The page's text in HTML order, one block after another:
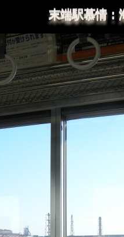
末端駅慕情：